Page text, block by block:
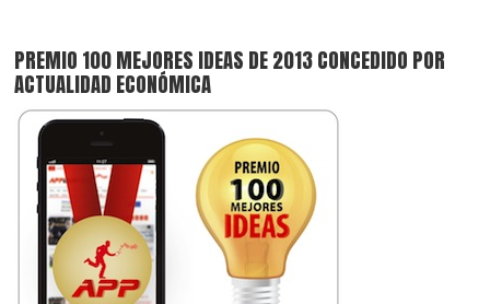
PREMIO 100 MEJORES IDEAS DE 2013 CONCEDIDO POR
ACTUALIDAD ECONÓMICA